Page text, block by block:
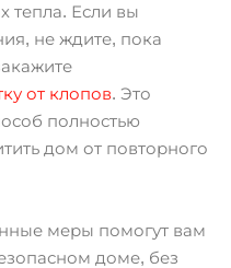
тепла. Если вы
не ждите, пока
от клопов. Это
полностью
дом от повторного
меры помогут вам
доме, без